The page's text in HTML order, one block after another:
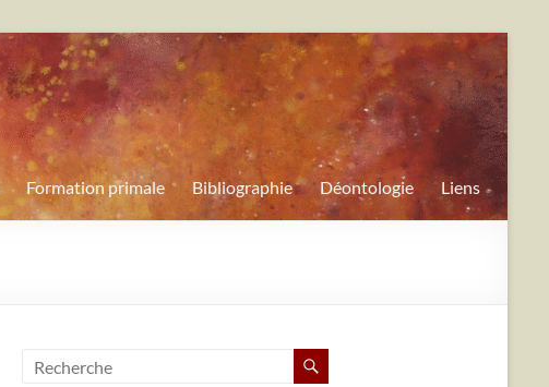
Formation primale Bibliographie Déontologie Liens